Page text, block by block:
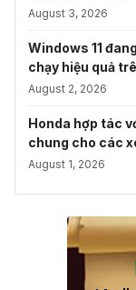
August 3, 2026
Windows 11
chạy hiệu quả
August 2, 2026
Honda hợp tác
chung cho các
August 1, 2026